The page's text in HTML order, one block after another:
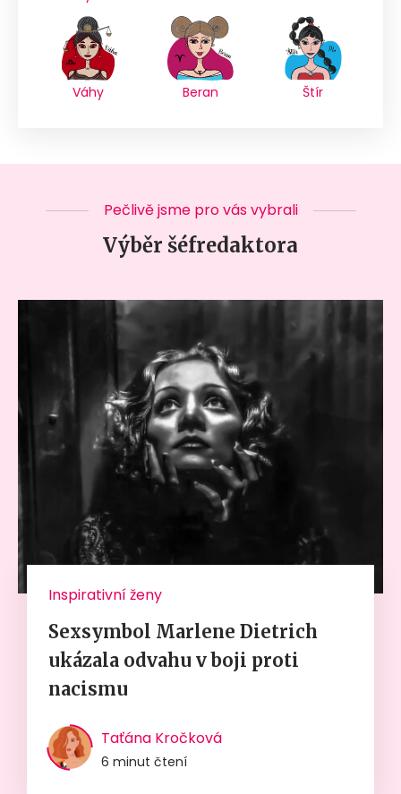
Váhy Beran Štír
Pečlivě jsme pro vás vybrali
Výběr šéfredaktora
Inspirativní ženy
Sexsymbol Marlene Dietrich
ukázala odvahu v boji proti
nacismu
Taťána Kročková
6 minut čtení